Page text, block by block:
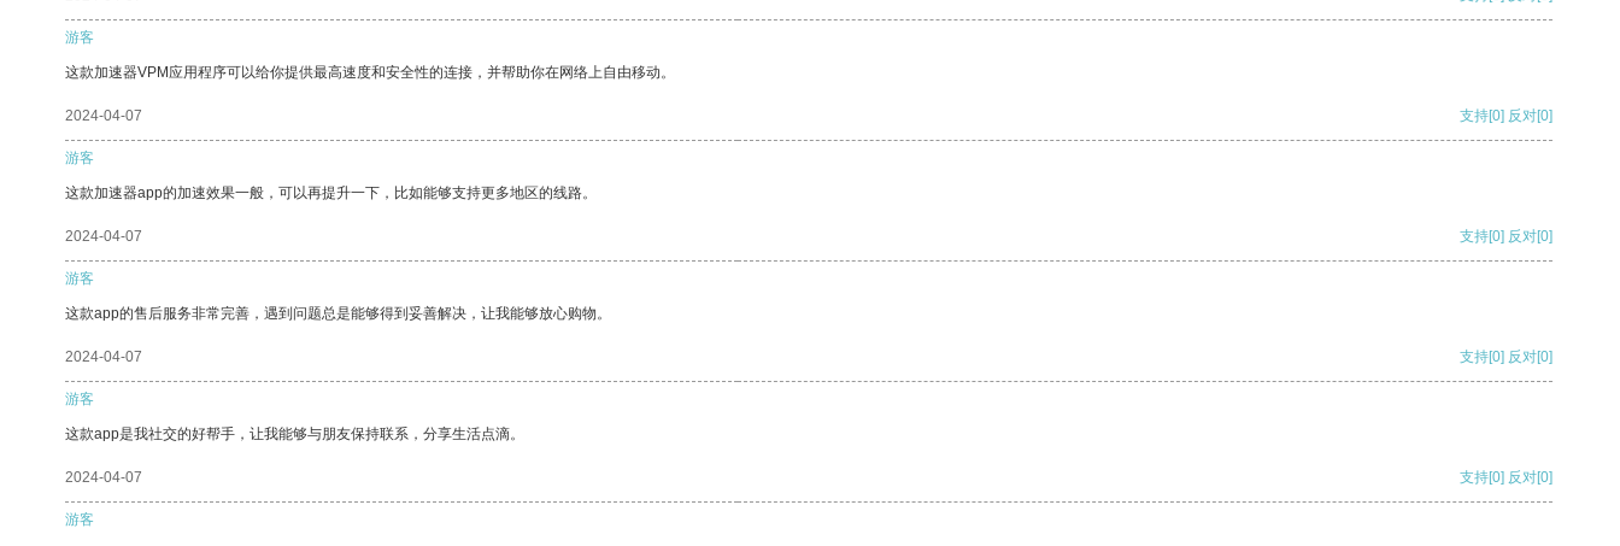
游客
这款加速器VPM应用程序可以给你提供最高速度和安全性的连接，并帮助你在网络上自由移动。
2024-04-07 支持[0] 反对[0]
游客
这款加速器app的加速效果一般，可以再提升一下，比如能够支持更多地区的线路。
2024-04-07 支持[0] 反对[0]
游客
这款app的售后服务非常完善，遇到问题总是能够得到妥善解决，让我能够放心购物。
2024-04-07 支持[0] 反对[0]
游客
这款app是我社交的好帮手，让我能够与朋友保持联系，分享生活点滴。
2024-04-07 支持[0] 反对[0]
游客